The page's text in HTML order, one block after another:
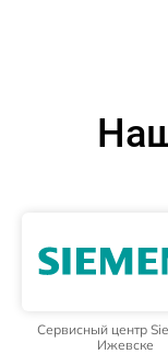
Сервисный центр
Ижевске